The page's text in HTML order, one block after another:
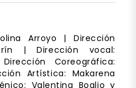
Arroyo | Dirección
| Dirección vocal:
Coreográfica:
Artística: Makarena
Valentina Boglio y